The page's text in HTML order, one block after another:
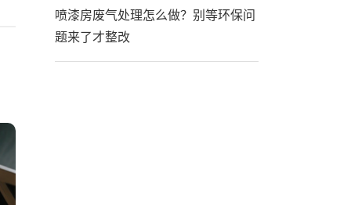
喷漆房废气处理怎么做？别等环保问
题来了才整改